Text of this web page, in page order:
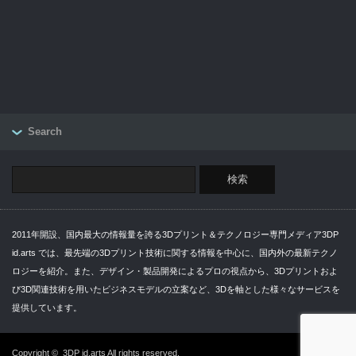
Search
2011年開設、国内最大の情報量を誇る3Dプリント＆テクノロジー専門メディア3DP
id.arts では、最先端の3Dプリント技術に関する情報を中心に、国内外の最新テクノ
ロジーを紹介。また、デザイン・製品開発によるプロの視点から、3Dプリントおよ
び3D関連技術を用いたビジネスモデルの立案など、3Dを軸とした様々なサービスを
提供しています。
Copyright © 3DP id.arts All rights reserved.